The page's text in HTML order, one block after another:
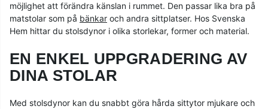
möjlighet att förändra känslan i rummet. Den passar lika bra på
matstolar som på bänkar och andra sittplatser. Hos Svenska
Hem hittar du stolsdynor i olika storlekar, former och material.
EN ENKEL UPPGRADERING AV
DINA STOLAR
Med stolsdynor kan du snabbt göra hårda sittytor mjukare och